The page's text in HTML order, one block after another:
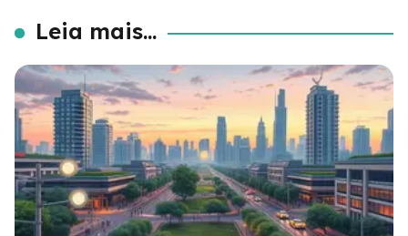
Leia mais...